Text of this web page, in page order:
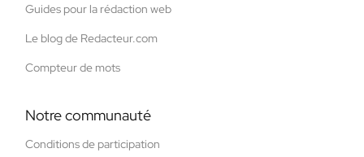
Guides pour la rédaction web
Le blog de Redacteur.com
Compteur de mots
Notre communauté
Conditions de participation